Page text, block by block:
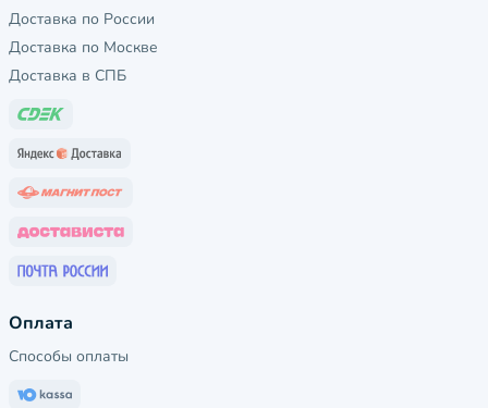
Доставка по России
Доставка по Москве
Доставка в СПБ
Оплата
Способы оплаты